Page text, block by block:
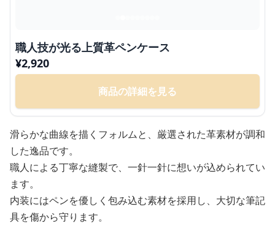
職人技が光る上質革ペンケース
¥2,920
商品の詳細を見る
滑らかな曲線を描くフォルムと、厳選された革素材が調和
した逸品です。
職人による丁寧な縫製で、一針一針に想いが込められてい
ます。
内装にはペンを優しく包み込む素材を採用し、大切な筆記
具を傷から守ります。